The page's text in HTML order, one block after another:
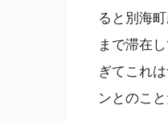
ると別海
まで滞在
ぎてこれ
ンとのこ